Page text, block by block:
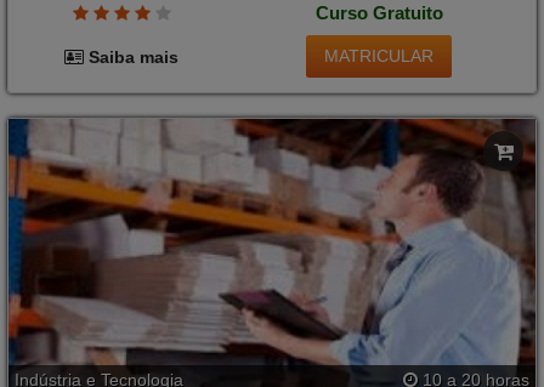
Curso Gratuito
Saiba mais MATRICULAR
Indústria e Tecnologia 10 a 20 horas